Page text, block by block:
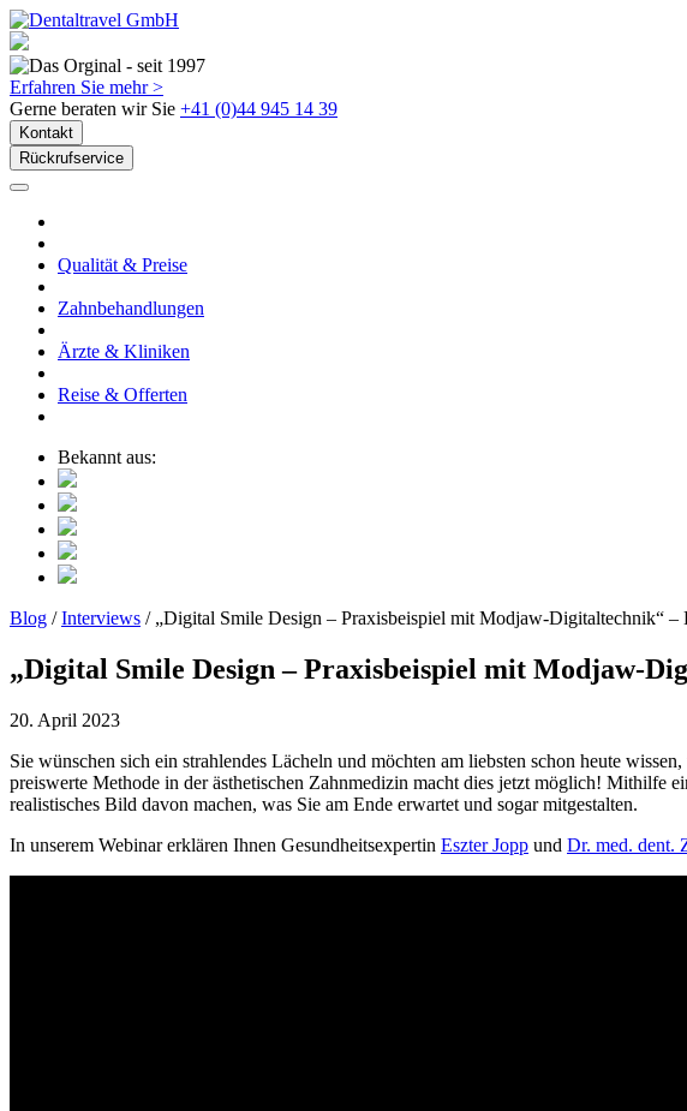
Erfahren Sie mehr >
Gerne beraten wir Sie +41 (0)44 945 14 39
Kontakt
Rückrufservice
Qualität & Preise
Zahnbehandlungen
Ärzte & Kliniken
Reise & Offerten
Bekannt aus:
Blog /Interviews / „Digital Smile Design – Praxisbeispiel mit Modjaw-Digitaltechnik“ –
„Digital Smile Design – Praxisbeispiel mit Modjaw-
20. April 2023
Sie wünschen sich ein strahlendes Lächeln und möchten am liebsten schon heute
preiswerte Methode in der ästhetischen Zahnmedizin macht dies jetzt möglich! Mithilfe
realistisches Bild davon machen, was Sie am Ende erwartet und sogar mitgestalten.
In unserem Webinar erklären Ihnen Gesundheitsexpertin Eszter Jopp und Dr. med. dent.